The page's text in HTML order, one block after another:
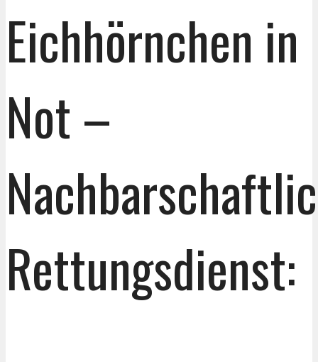
Eichhörnchen in
Not –
Rettungsdienst: